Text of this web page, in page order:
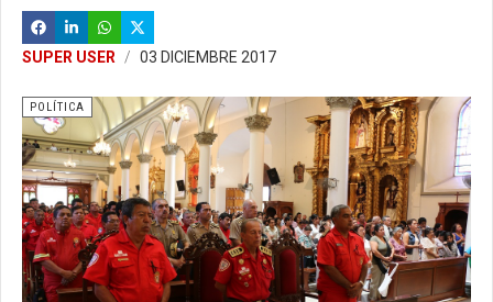
SUPER USER 03 DICIEMBRE 2017
POLÍTICA